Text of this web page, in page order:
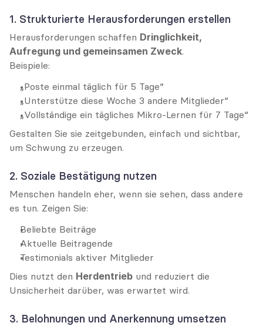
1. Strukturierte Herausforderungen erstellen
Herausforderungen schaffen Dringlichkeit,
Aufregung und gemeinsamen Zweck.
Beispiele:
„Poste einmal täglich für 5 Tage“
„Unterstütze diese Woche 3 andere Mitglieder“
„Vollständige ein tägliches Mikro-Lernen für 7 Tage“
Gestalten Sie sie zeitgebunden, einfach und sichtbar,
um Schwung zu erzeugen.
2. Soziale Bestätigung nutzen
Menschen handeln eher, wenn sie sehen, dass andere
es tun. Zeigen Sie:
Beliebte Beiträge
Aktuelle Beitragende
Testimonials aktiver Mitglieder
Dies nutzt den Herdentrieb und reduziert die
Unsicherheit darüber, was erwartet wird.
3. Belohnungen und Anerkennung umsetzen